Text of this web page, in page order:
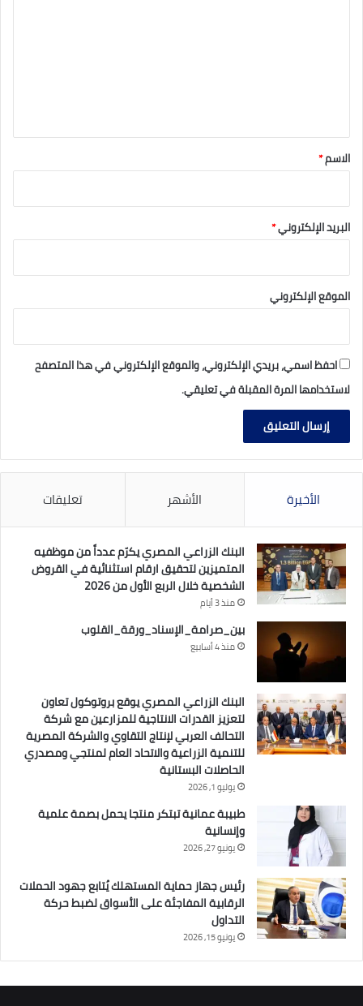
*
الاسم*
البريد الإلكتروني*
الموقع الإلكتروني
احفظ اسمي، بريدي الإلكتروني، والموقع الإلكتروني في هذا المتصفح
لاستخدامها المرة المقبلة في تعليقي.
الأخيرة الأشهر تعليقات
البنك الزراعي المصري يكرّم عدداً من موظفيه
المتميزين لتحقيق ارقام استثنائية في القروض
الشخصية خلال الربع الأول من 2026
منذ 3 أيام
بين_صرامة_الإسناد_ورقة_القلوب
منذ 4 أسابيع
البنك الزراعي المصري يوقع بروتوكول تعاون
لتعزيز القدرات الانتاجية للمزارعين مع شركة
التحالف العربي لإنتاج التقاوي والشركة المصرية
للتنمية الزراعية والاتحاد العام لمنتجي ومصدري
الحاصلات البستانية
يوليو 1, 2026
طبيبة عمانية تبتكر منتجا يحمل بصمة علمية
وإنسانية
يونيو 27, 2026
رئيس جهاز حماية المستهلك يُتابع جهود الحملات
الرقابية المفاجئة على الأسواق لضبط حركة
التداول
يونيو 15, 2026